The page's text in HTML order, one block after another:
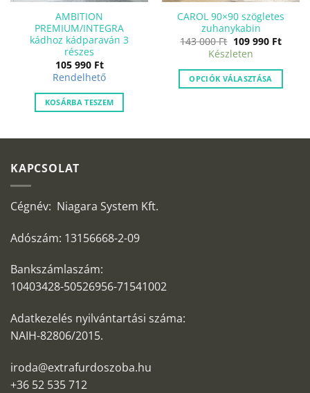
AMBITION
PREMIUM/INTEGRA
kádhoz kádparaván 3
részes
105 990 Ft
Rendelhető
KOSÁRBA TESZEM
CAROL 90×90 szögletes
zuhanykabin
143 000Ft Original
price
was:
143
000 Ft.
109 990 Ft
price
109
Készleten
OPCIÓK VÁLASZTÁSA
KAPCSOLAT
Cégnév: Niagara System Kft.
Adószám: 13156668-2-09
Bankszámlaszám:
10403428-50526956-71541002
Adatkezelés nyilvántartási száma:
NAIH-82806/2015.
iroda@extrafurdoszoba.hu
+36 52 535 712